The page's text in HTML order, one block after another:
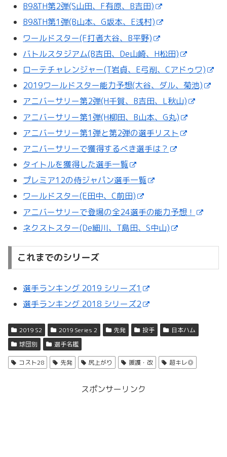
B9&TH第2弾(S山田、F有原、B吉田)
B9&TH第1弾(B山本、G坂本、E浅村)
ワールドスター(F打者大谷、B平野)
バトルスタジアム(B吉田、De山崎、H松田)
ローテチャレンジャー(T岩貞、E弓削、Cアドゥワ)
2019ワールドスター能力予想(大谷、ダル、菊池)
アニバーサリー第2弾(H千賀、B吉田、L秋山)
アニバーサリー第1弾(H柳田、B山本、G丸)
アニバーサリー第1弾と第2弾の選手リスト
アニバーサリーで獲得するべき選手は？
タイトルを獲得した選手一覧
プレミア12の侍ジャパン選手一覧
ワールドスター(E田中、C前田)
アニバーサリーで登場の全24選手の能力予想！
ネクストスター(De細川、T島田、S中山)
これまでのシリーズ
選手ランキング 2019 シリーズ1
選手ランキング 2018 シリーズ2
2019 S2 2019 Series 2 先発 投手
日本ハム
球団別
選手名鑑
コスト28 先発 尻上がり 援護・改 超キレ◎
スポンサーリンク